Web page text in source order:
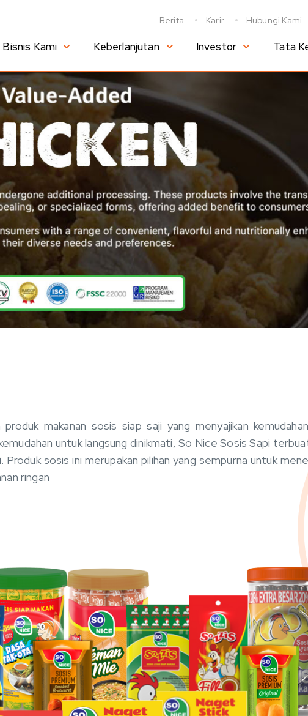
Berita Karir Hubungi Kami
Bisnis Kami Keberlanjutan Investor Tata
makanan sosis siap saji yang menyajikan
untuk langsung dinikmati, So Nice Sosis Sapi
sosis ini merupakan pilihan yang sempurna untuk
ringan